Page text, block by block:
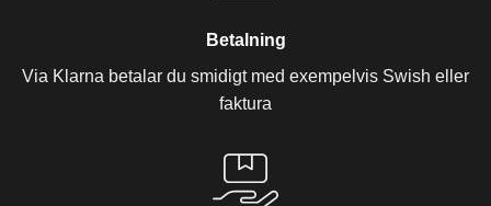
Betalning
Via Klarna betalar du smidigt med exempelvis Swish eller
faktura